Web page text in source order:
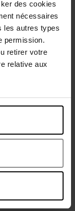
des cookies
nécessaires
les autres types
permission.
retirer votre
relative aux